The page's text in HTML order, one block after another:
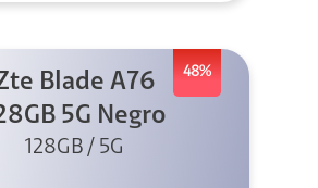
48%
Blade A76
5G Negro
128GB / 5G